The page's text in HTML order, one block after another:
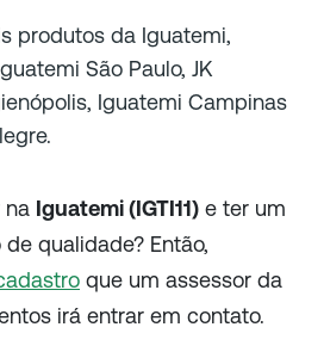
produtos da Iguatemi,
São Paulo, JK
Iguatemi Campinas
na Iguatemi (IGTI11) e ter um
qualidade? Então,
que um assessor da
irá entrar em contato.